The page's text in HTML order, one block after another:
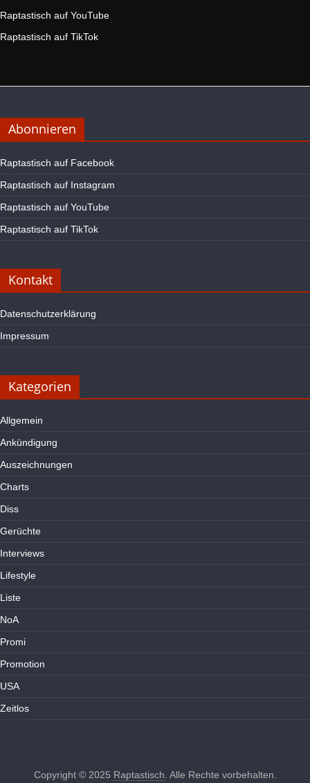
Raptastisch auf YouTube
Raptastisch auf TikTok
Abonnieren
Raptastisch auf Facebook
Raptastisch auf Instagram
Raptastisch auf YouTube
Raptastisch auf TikTok
Kontakt
Datenschutzerklärung
Impressum
Kategorien
Allgemein
Ankündigung
Auszeichnungen
Charts
Diss
Gerüchte
Interviews
Lifestyle
Liste
NoA
Promi
Promotion
USA
Zeitlos
Copyright © 2025 Raptastisch . Alle Rechte vorbehalten.